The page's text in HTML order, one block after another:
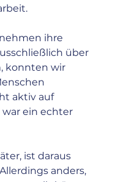
ihre
über
konnten wir
aktiv auf
war ein echter
ist daraus
anders,